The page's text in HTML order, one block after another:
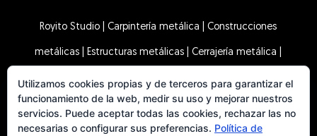
Royito Studio |Carpintería metálica |Construcciones
metálicas |Estructuras metálicas |Cerrajería metálica
Herrero | Tienda
Utilizamos cookies propias y de terceros para garantizar el
funcionamiento de la web, medir su uso y mejorar nuestros
servicios. Puede aceptar todas las cookies, rechazar las no
necesarias o configurar sus preferencias. Política de